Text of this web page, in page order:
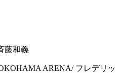
藤和義
ARENA/ フレデリッ